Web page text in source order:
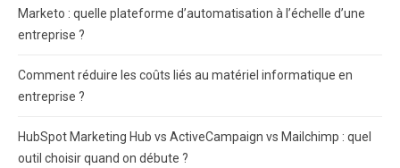
Marketo : quelle plateforme d’automatisation à l’échelle d’une
entreprise ?
Comment réduire les coûts liés au matériel informatique en
entreprise ?
HubSpot Marketing Hub vs ActiveCampaign vs Mailchimp : quel
outil choisir quand on débute ?